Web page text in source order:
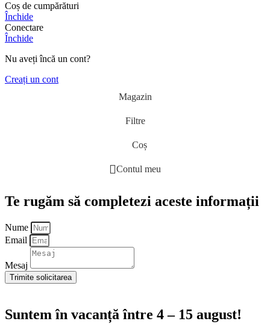
Coș de cumpărături
Închide
Conectare
Închide
Nu aveți încă un cont?
Creați un cont
Magazin
Filtre
Coș
Contul meu
Te rugăm să completezi aceste informații
Nume
Email
Mesaj
Trimite solicitarea
Suntem în vacanță între 4 – 15 august!